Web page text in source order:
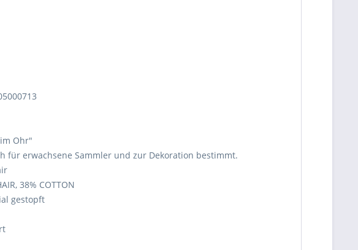
Ohr"
für erwachsene Sammler und zur Dekoration bestimmt.
38% COTTON
gestopft